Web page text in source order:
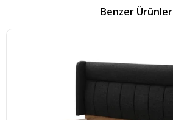
Benzer Ürünler